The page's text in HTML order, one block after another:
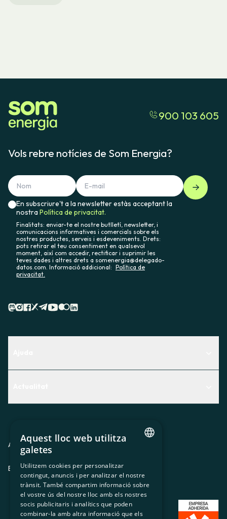
900 103 605
Vols rebre notícies de Som Energia?
En subscriure't a la newsletter estàs acceptant la
nostraPolítica de privacitat.
Finalitats: enviar-te el nostre butlletí, newsletter, i
comunicacions informatives i comercials sobre els
nostres productes, serveis i esdeveniments. Drets:
pots retirar el teu consentiment en qualsevol
moment, així com accedir, rectificar i suprimir les
teves dades i altres drets a somenergia@delegado-
datos.com. Informació addicional: Política de
privacitat.
Premsa
Treballa amb nosaltres
Avis legal Política de privacitatPolítica de cookies
ES CAGLEU
SPANISH
GL
BASQUE
Aquest lloc web utilitza
galetes
Utilitzem cookies per personalitzar
contingut, anuncis i per analitzar el nostre
trànsit. També compartim informació sobre
el vostre ús del nostre lloc amb els nostres
socis publicitaris i analítics que poden
combinar-la amb altra informació que els